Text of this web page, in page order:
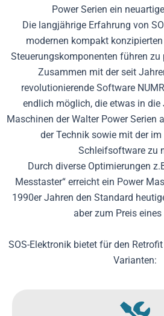
Power Serien ein
Die langjährige Erfahrung von
modernen kompakt
Steuerungskomponenten führen zu
Zusammen mit der seit
revolutionierende Software
endlich möglich, die etwas in die
Maschinen der Walter Power Serien
der Technik sowie mit der
Schleifsoftware zu
Durch diverse Optimierungen
Messtaster“ erreicht ein Power
1990er Jahren den Standard
aber zum Preis
SOS-Elektronik bietet für den
Varianten: